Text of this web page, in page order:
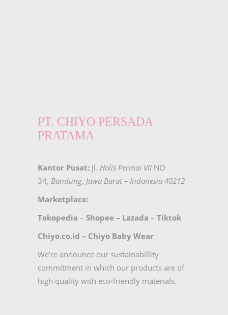
PT. CHIYO PERSADA
PRATAMA
Kantor Pusat: Jl. Holis Permai VII NO
34, Bandung, Jawa Barat – Indonesia 40212
Marketplace:
Tokopedia – Shopee – Lazada – Tiktok
Chiyo.co.id – Chiyo Baby Wear
We’re announce our sustainabillity
commitment in which our products are of
high quality with eco-friendly materials.